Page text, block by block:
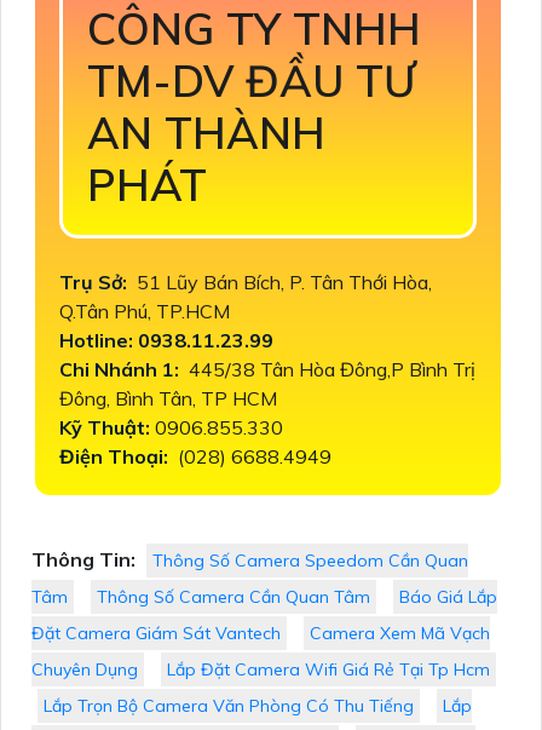
CÔNG TY TNHH
TM-DV ĐẦU TƯ
AN THÀNH
PHÁT
Trụ Sở: 51 Lũy Bán Bích, P. Tân Thới Hòa,
Q.Tân Phú, TP.HCM
Hotline: 0938.11.23.99
Chi Nhánh 1: 445/38 Tân Hòa Đông,P Bình Trị
Đông, Bình Tân, TP HCM
Kỹ Thuật: 0906.855.330
Điện Thoại: (028) 6688.4949
Thông Tin:
Thông Số Camera Speedom Cần Quan
Tâm
Thông Số Camera Cần Quan Tâm
Báo Giá Lắp
Đặt Camera Giám Sát Vantech
Camera Xem Mã Vạch
Chuyên Dụng
Lắp Đặt Camera Wifi Giá Rẻ Tại Tp Hcm
Lắp Trọn Bộ Camera Văn Phòng Có Thu Tiếng
Lắp